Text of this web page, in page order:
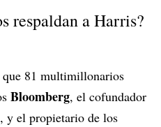
respaldan a Harris?
que 81 multimillonarios
Bloomberg, el cofundador
, y el propietario de los